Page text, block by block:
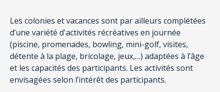
Les colonies et vacances sont par ailleurs complétées
d’une variété d'activités récréatives en journée
(piscine, promenades, bowling, mini-golf, visites,
détente à la plage, bricolage, jeux,…) adaptées à l’âge
et les capacités des participants. Les activités sont
envisagées selon l’intérêt des participants.